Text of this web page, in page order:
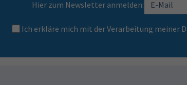
Hier zum Newsletter anmelden:
Ich erkläre mich mit der Verarbeitung meiner